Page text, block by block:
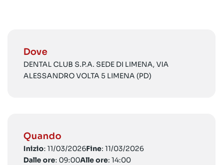
Dove
DENTAL CLUB S.P.A. SEDE DI LIMENA, VIA
ALESSANDRO VOLTA 5 LIMENA (PD)
Quando
Inizio: 11/03/2026Fine: 11/03/2026
Dalle ore: 09:00Alle ore: 14:00